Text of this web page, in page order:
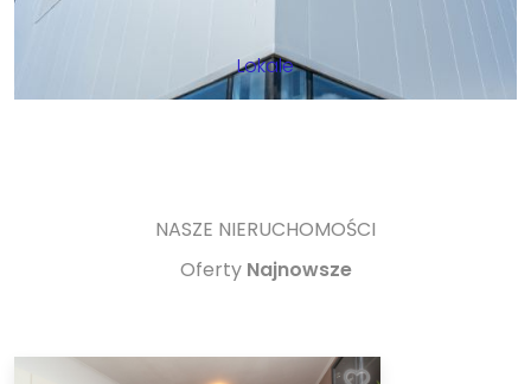
Lokale
NASZE NIERUCHOMOŚCI
Oferty Najnowsze